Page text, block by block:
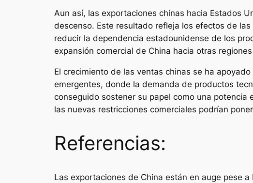
Aun así, las exportaciones chinas hacia Estados
descenso. Este resultado refleja los efectos de
reducir la dependencia estadounidense de los
expansión comercial de China hacia otras
El crecimiento de las ventas chinas se ha
emergentes, donde la demanda de productos
conseguido sostener su papel como una
las nuevas restricciones comerciales podrían
Referencias:
Las exportaciones de China están en auge pese